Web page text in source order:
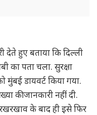
देते हुए बताया कि दिल्ली
का पता चला. सुरक्षा
मुंबई डायवर्ट किया गया.
की जानकारी नहीं दी.
के बाद ही इसे फिर